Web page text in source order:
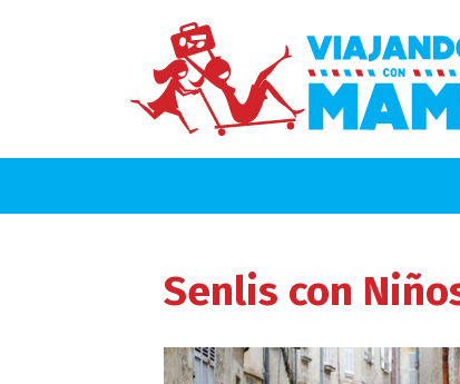
Senlis con